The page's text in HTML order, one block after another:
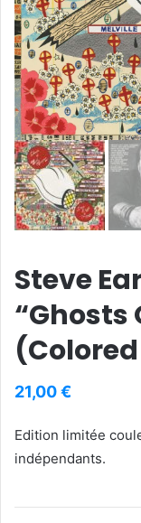
Steve
“Ghosts
21,00€
Edition limitée
indépendants.